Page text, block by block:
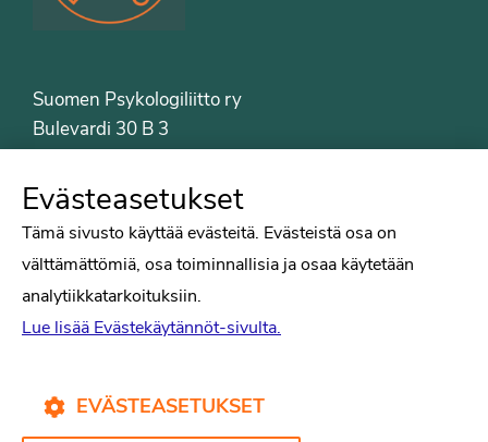
Suomen Psykologiliitto ry
Bulevardi 30 B 3
Puh. 09-6122 9122
Psykologiliiton sivut
Tiede
Puheenvuorot
Kirjat
Evästeasetukset
Tämä sivusto käyttää evästeitä. Evästeistä osa on
välttämättömiä, osa toiminnallisia ja osaa käytetään
analytiikkatarkoituksiin.
Lue lisää Evästekäytännöt-sivulta.
EVÄSTEASETUKSET